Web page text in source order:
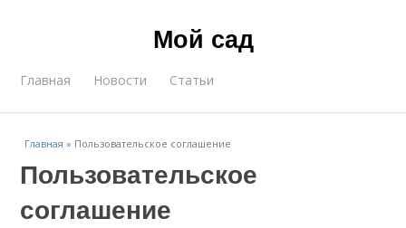
Мой сад
Главная Новости Статьи
Главная » Пользовательское соглашение
Пользовательское
соглашение